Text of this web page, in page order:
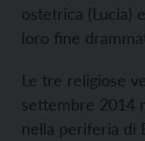
ostetrica (Lucia)
loro fine
Le tre religiose
settembre 2014
nella periferia di